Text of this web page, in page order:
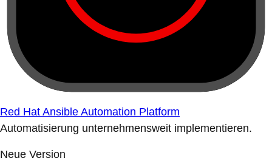
Red Hat Ansible Automation Platform
Automatisierung unternehmensweit implementieren.
Neue Version